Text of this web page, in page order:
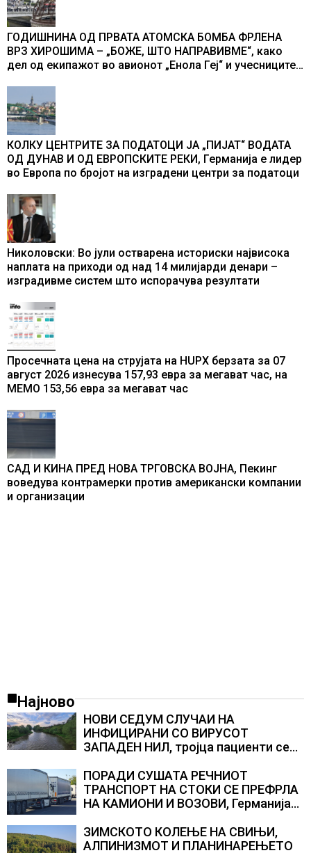
ГОДИШНИНА ОД ПРВАТА АТОМСКА БОМБА ФРЛЕНА
ВРЗ ХИРОШИМА – „БОЖЕ, ШТО НАПРАВИВМЕ“, како
дел од екипажот во авионот „Енола Геј“ и учесниците
промени текот на историјата
КОЛКУ ЦЕНТРИТЕ ЗА ПОДАТОЦИ ЈА „ПИЈАТ“ ВОДАТА
ОД ДУНАВ И ОД ЕВРОПСКИТЕ РЕКИ, Германија е лидер
во Европа по бројот на изградени центри за податоци
Николовски: Во јули остварена историски највисока
наплата на приходи од над 14 милијарди денари –
изградивме систем што испорачува резултати
Просечната цена на струјата на HUPX берзата за 07
август 2026 изнесува 157,93 евра за мегават час, на
МЕМО 153,56 евра за мегават час
САД И КИНА ПРЕД НОВА ТРГОВСКА ВОЈНА, Пекинг
воведува контрамерки против американски компании
и организации
Најново
НОВИ СЕДУМ СЛУЧАИ НА
ИНФИЦИРАНИ СО ВИРУСОТ
ЗАПАДЕН НИЛ, тројца пациенти се
ПОРАДИ СУШАТА РЕЧНИОТ
ТРАНСПОРТ НА СТОКИ СЕ ПРЕФРЛА
НА КАМИОНИ И ВОЗОВИ, Германија
камионџиите да возат и во недела
ЗИМСКОТО КОЛЕЊЕ НА СВИЊИ,
АЛПИНИЗМОТ И ПЛАНИНАРЕЊЕТО